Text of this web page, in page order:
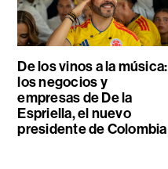
De los vinos a la música:
los negocios y
empresas de De la
Espriella, el nuevo
presidente de Colombia